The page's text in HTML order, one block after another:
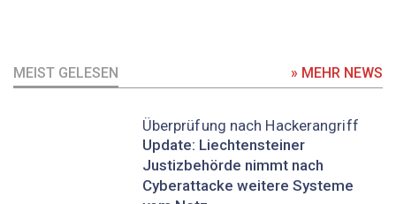
MEIST GELESEN » MEHR NEWS
Überprüfung nach Hackerangriff
Update: Liechtensteiner
Justizbehörde nimmt nach
Cyberattacke weitere Systeme